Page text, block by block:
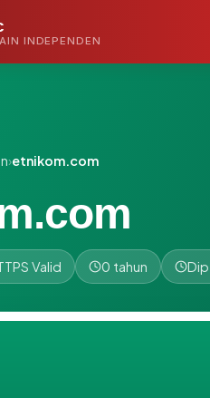
INDEPENDEN
›etnikom.com
Valid 0 tahun